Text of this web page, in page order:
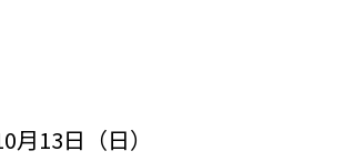
13日（日）